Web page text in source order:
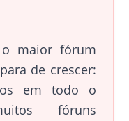
maior fórum
de crescer:
em todo o
fóruns